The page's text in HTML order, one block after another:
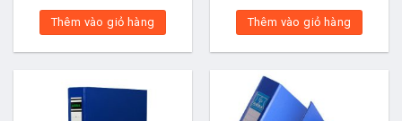
Thêm vào giỏ hàng Thêm vào giỏ hàng